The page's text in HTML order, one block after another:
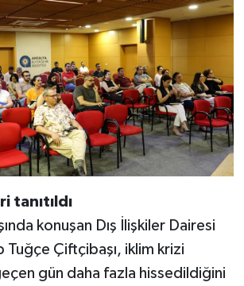
tanıtıldı
konuşan Dış İlişkiler Dairesi
Tuğçe Çiftçibaşı, iklim krizi
gün daha fazla hissedildiğini